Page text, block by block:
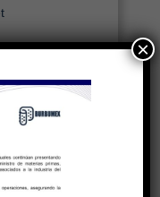
×